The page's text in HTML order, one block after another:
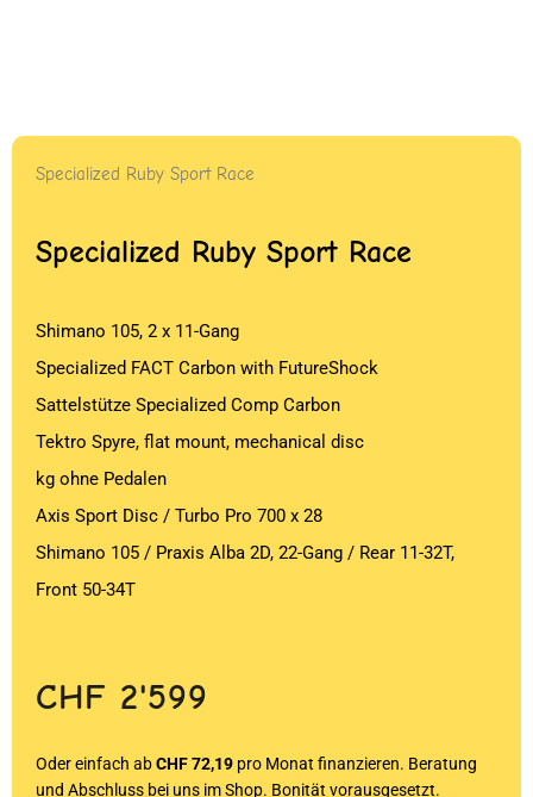
Specialized Ruby Sport Race
Specialized Ruby Sport Race
Shimano 105, 2 x 11-Gang
Specialized FACT Carbon with FutureShock
Sattelstütze Specialized Comp Carbon
Tektro Spyre, flat mount, mechanical disc
kg ohne Pedalen
Axis Sport Disc / Turbo Pro 700 x 28
Shimano 105 / Praxis Alba 2D, 22-Gang / Rear 11-32T,
Front 50-34T
CHF 2'599
Oder einfach abCHF 72,19 pro Monat finanzieren. Beratung
und Abschluss bei uns im Shop. Bonität vorausgesetzt.